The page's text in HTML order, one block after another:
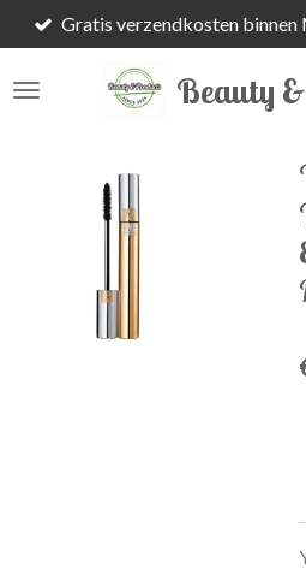
Ga
direct
naar
Beauty
Gratis verzendkosten binnen